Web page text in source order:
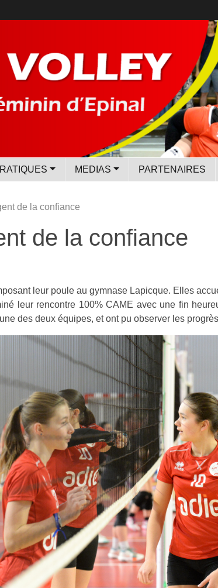
MEDIAS PARTENAIRES
de la confiance
de la confiance
leur poule au gymnase Lapicque. Elles
leur rencontre 100% CAME avec une fin
des deux équipes, et ont pu observer les